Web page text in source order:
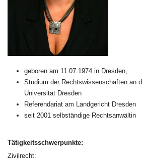
geboren am 11.07.1974 in Dresden,
Studium der Rechtswissenschaften an
Universität Dresden
Referendariat am Landgericht Dresden
seit 2001 selbständige Rechtsanwältin
Tätigkeitsschwerpunkte:
Zivilrecht: